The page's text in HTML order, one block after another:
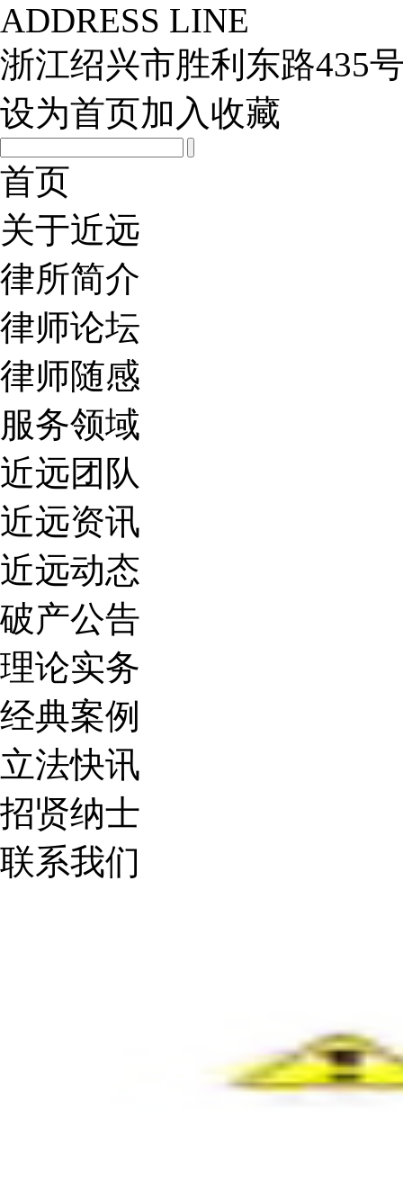
ADDRESS LINE
浙江绍兴市胜利东路435
设为首页加入收藏
首页
关于近远
律所简介
律师论坛
律师随感
服务领域
近远团队
近远资讯
近远动态
破产公告
理论实务
经典案例
立法快讯
招贤纳士
联系我们